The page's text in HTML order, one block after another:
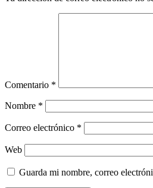
Comentario *
Nombre *
Correo electrónico *
Web
Guarda mi nombre, correo